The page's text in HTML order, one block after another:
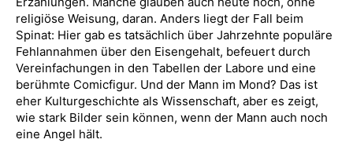
religiöse Weisung, daran. Anders liegt der Fall beim
Spinat: Hier gab es tatsächlich über Jahrzehnte populäre
Fehlannahmen über den Eisengehalt, befeuert durch
Vereinfachungen in den Tabellen der Labore und eine
berühmte Comicfigur. Und der Mann im Mond? Das ist
eher Kulturgeschichte als Wissenschaft, aber es zeigt,
wie stark Bilder sein können, wenn der Mann auch noch
eine Angel hält.